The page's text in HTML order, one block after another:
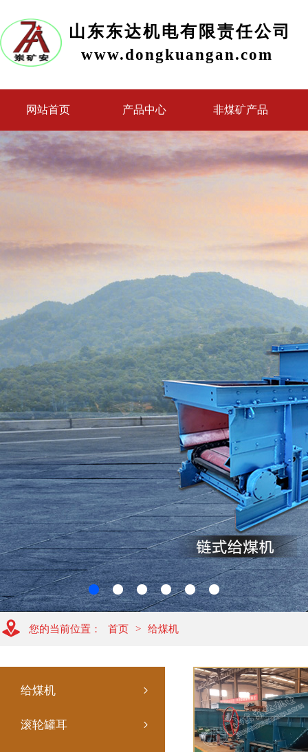
山东东达机电有限责任公司
www.dongkuangan.com
网站首页 产品中心 非煤矿产品
您的当前位置： 首页 > 给煤机
给煤机
滚轮罐耳